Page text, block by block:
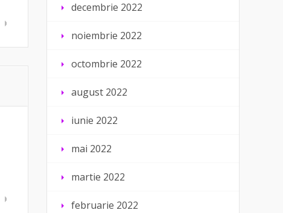
decembrie 2022
noiembrie 2022
octombrie 2022
august 2022
iunie 2022
mai 2022
martie 2022
februarie 2022